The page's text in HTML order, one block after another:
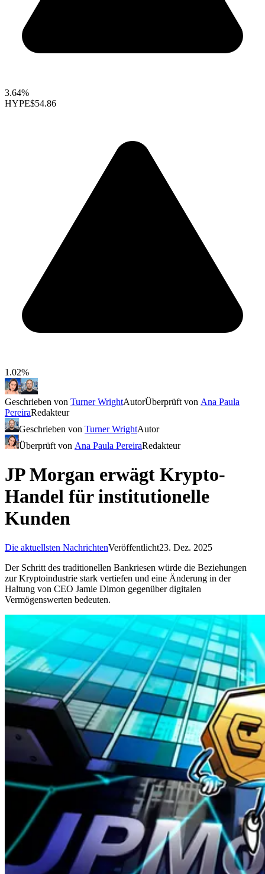
3.64%
HYPE$54.86
1.02%
Geschrieben von Turner WrightAutorÜberprüft von Ana Paula
PereiraRedakteur
Geschrieben von Turner WrightAutor
Überprüft von Ana Paula PereiraRedakteur
JP Morgan erwägt Krypto-
Handel für institutionelle
Kunden
Die aktuellsten NachrichtenVeröffentlicht23. Dez. 2025
Der Schritt des traditionellen Bankriesen würde die Beziehungen
zur Kryptoindustrie stark vertiefen und eine Änderung in der
Haltung von CEO Jamie Dimon gegenüber digitalen
Vermögenswerten bedeuten.